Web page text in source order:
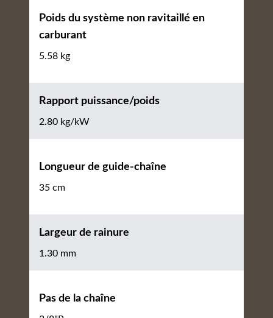
Poids du système non ravitaillé en
carburant
5.58 kg
Rapport puissance/poids
2.80 kg/kW
Longueur de guide-chaîne
35 cm
Largeur de rainure
1.30 mm
Pas de la chaîne